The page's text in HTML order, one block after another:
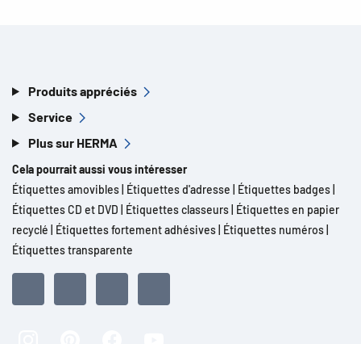
Produits appréciés
Service
Plus sur HERMA
Cela pourrait aussi vous intéresser
Étiquettes amovibles Étiquettes d'adresse Étiquettes badges
Étiquettes CD et DVD
Étiquettes classeurs Étiquettes en papier
recyclé
Étiquettes fortement adhésives Étiquettes numéros
Étiquettes transparente